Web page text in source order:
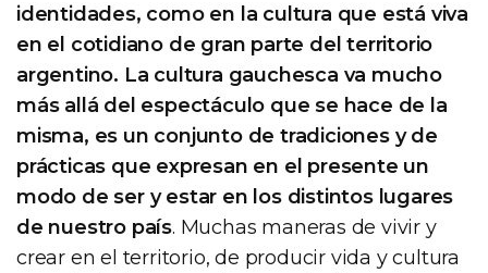
identidades, como en la cultura que está viva
en el cotidiano de gran parte del territorio
argentino. La cultura gauchesca va mucho
más allá del espectáculo que se hace de la
misma, es un conjunto de tradiciones y de
prácticas que expresan en el presente un
modo de ser y estar en los distintos lugares
de nuestro país. Muchas maneras de vivir y
crear en el territorio, de producir vida y cultura